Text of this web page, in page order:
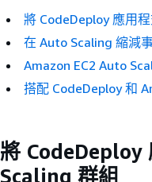
將 CodeDeploy 應用
在 Auto Scaling 縮減
Amazon EC2 Auto
搭配 CodeDeploy 和
將 CodeDeploy
Scaling 群組